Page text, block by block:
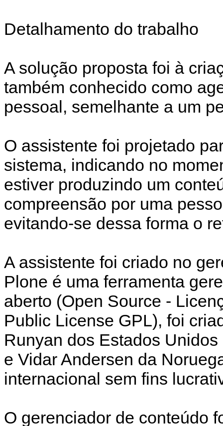
Detalhamento do trabalho
A solução proposta foi à
também conhecido como
pessoal, semelhante a um
O assistente foi projetado
sistema, indicando no
estiver produzindo um
compreensão por uma
evitando-se dessa forma o
A assistente foi criado no
Plone é uma ferramenta
aberto (Open Source -
Public License GPL), foi
Runyan dos Estados
e Vidar Andersen da
internacional sem fins
O gerenciador de conteúdo